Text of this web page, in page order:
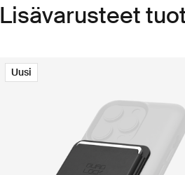
Lisävarusteet
Uusi